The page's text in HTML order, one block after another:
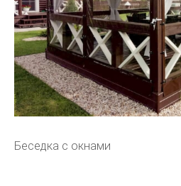
Беседка с окнами